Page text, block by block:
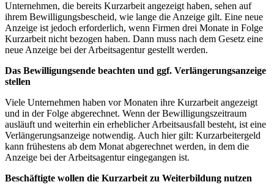
Unternehmen, die bereits Kurzarbeit angezeigt haben, sehen auf
ihrem Bewilligungsbescheid, wie lange die Anzeige gilt. Eine neue
Anzeige ist jedoch erforderlich, wenn Firmen drei Monate in Folge
Kurzarbeit nicht bezogen haben. Dann muss nach dem Gesetz eine
neue Anzeige bei der Arbeitsagentur gestellt werden.
Das Bewilligungsende beachten und ggf. Verlängerungsanzeige
stellen
Viele Unternehmen haben vor Monaten ihre Kurzarbeit angezeigt
und in der Folge abgerechnet. Wenn der Bewilligungszeitraum
ausläuft und weiterhin ein erheblicher Arbeitsausfall besteht, ist eine
Verlängerungsanzeige notwendig. Auch hier gilt: Kurzarbeitergeld
kann frühestens ab dem Monat abgerechnet werden, in dem die
Anzeige bei der Arbeitsagentur eingegangen ist.
Beschäftigte wollen die Kurzarbeit zu Weiterbildung nutzen